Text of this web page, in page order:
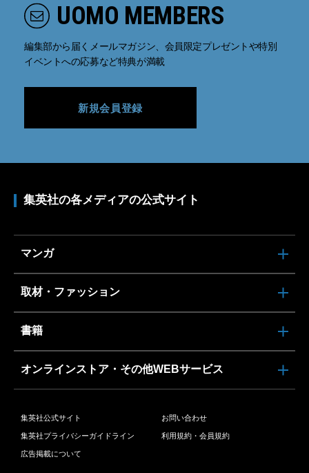
UOMO MEMBERS
編集部から届くメールマガジン、会員限定プレゼントや特別
イベントへの応募など特典が満載
新規会員登録
集英社の各メディアの公式サイト
マンガ
取材・ファッション
書籍
オンラインストア・その他WEBサービス
集英社公式サイト お問い合わせ
集英社プライバシーガイドライン 利用規約・会員規約
広告掲載について